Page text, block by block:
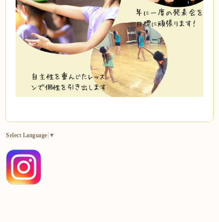
Select Language ▼